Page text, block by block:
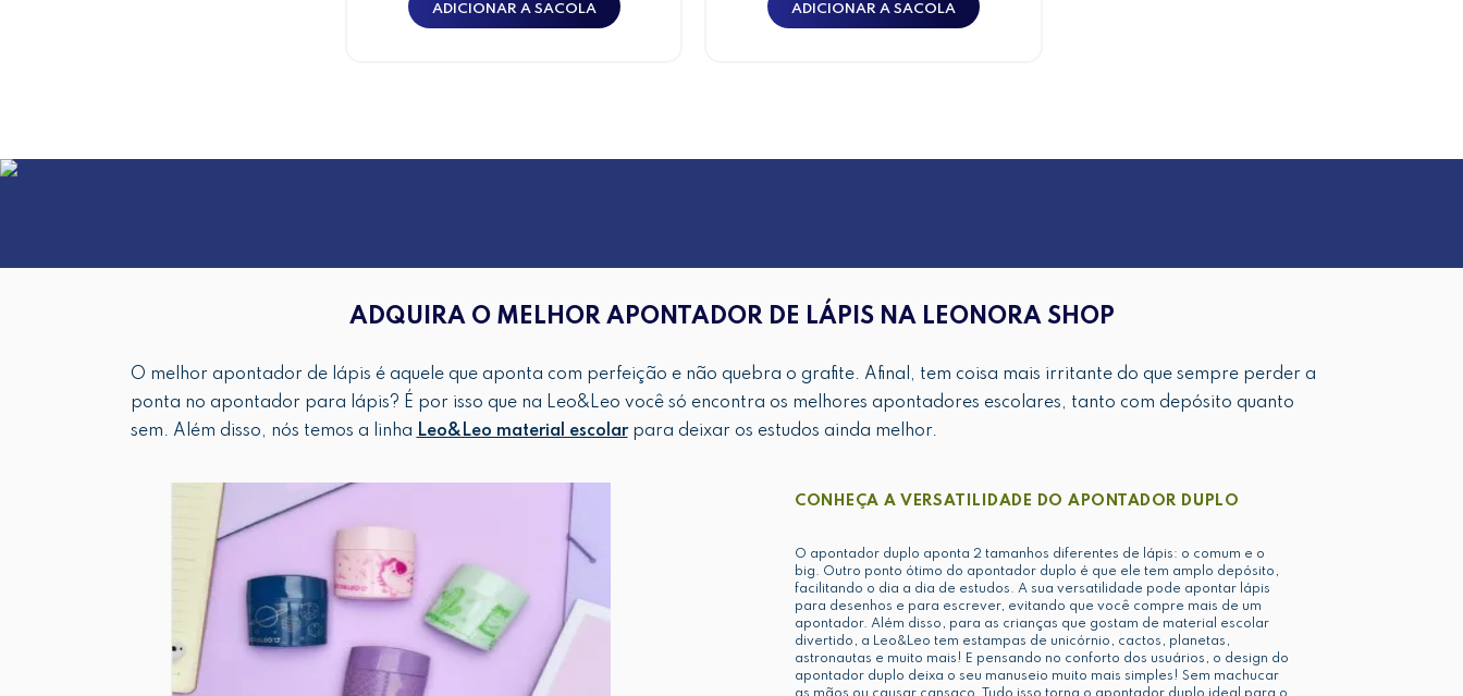
ADICIONAR A SACOLA ADICIONAR A SACOLA
ADQUIRA O MELHOR APONTADOR DE LÁPIS NA LEONORA SHOP
O melhor apontador de lápis é aquele que aponta com perfeição e não quebra o grafite. Afinal, tem coisa mais irritante do que sempre perder a
ponta no apontador para lápis? É por isso que na Leo&Leo você só encontra os melhores apontadores escolares, tanto com depósito quanto
sem. Além disso, nós temos a linha Leo&Leo material escolarpara deixar os estudos ainda melhor.
CONHEÇA A VERSATILIDADE DO APONTADOR DUPLO
O apontador duplo aponta 2 tamanhos diferentes de lápis: o comum e o
big. Outro ponto ótimo do apontador duplo é que ele tem amplo depósito,
facilitando o dia a dia de estudos. A sua versatilidade pode apontar lápis
para desenhos e para escrever, evitando que você compre mais de um
apontador. Além disso, para as crianças que gostam de material escolar
divertido, a Leo&Leo tem estampas de unicórnio, cactos, planetas,
astronautas e muito mais! E pensando no conforto dos usuários, o design do
apontador duplo deixa o seu manuseio muito mais simples! Sem machucar